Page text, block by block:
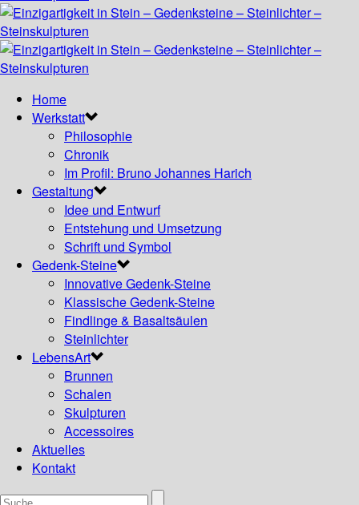
Home
Werkstatt
Philosophie
Chronik
Im Profil: Bruno Johannes Harich
Gestaltung
Idee und Entwurf
Entstehung und Umsetzung
Schrift und Symbol
Gedenk-Steine
Innovative Gedenk-Steine
Klassische Gedenk-Steine
Findlinge & Basaltsäulen
Steinlichter
LebensArt
Brunnen
Schalen
Skulpturen
Accessoires
Aktuelles
Kontakt